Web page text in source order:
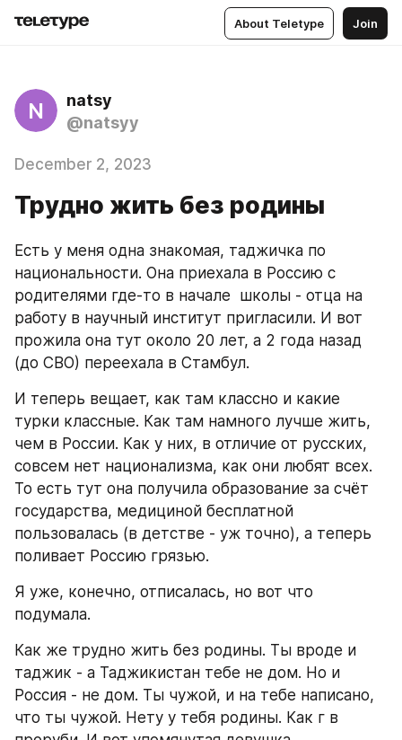
About Teletype Join
N
natsy
@natsyy
December 2, 2023
Трудно жить без родины
Есть у меня одна знакомая, таджичка по
национальности. Она приехала в Россию с
родителями где-то в начале  школы - отца на
работу в научный институт пригласили. И вот
прожила она тут около 20 лет, а 2 года назад
(до СВО) переехала в Стамбул.
И теперь вещает, как там классно и какие
турки классные. Как там намного лучше жить,
чем в России. Как у них, в отличие от русских,
совсем нет национализма, как они любят всех.
То есть тут она получила образование за счёт
государства, медициной бесплатной
пользовалась (в детстве - уж точно), а теперь
поливает Россию грязью.
Я уже, конечно, отписалась, но вот что
подумала.
Как же трудно жить без родины. Ты вроде и
таджик - а Таджикистан тебе не дом. Но и
Россия - не дом. Ты чужой, и на тебе написано,
что ты чужой. Нету у тебя родины. Как г в